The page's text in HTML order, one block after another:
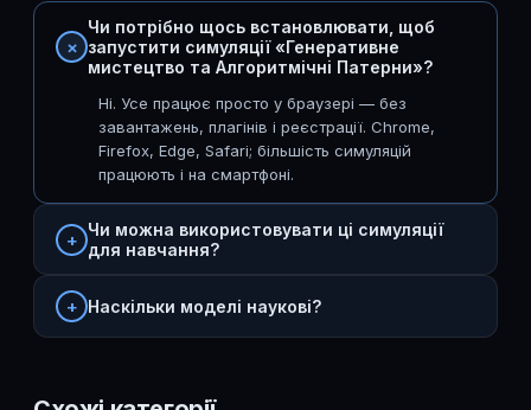
Чи потрібно щось встановлювати, щоб
запустити симуляції «Генеративне
мистецтво та Алгоритмічні Патерни»?
Ні. Усе працює просто у браузері — без
завантажень, плагінів і реєстрації. Chrome,
Firefox, Edge, Safari; більшість симуляцій
працюють і на смартфоні.
Чи можна використовувати ці симуляції
для навчання?
Наскільки моделі наукові?